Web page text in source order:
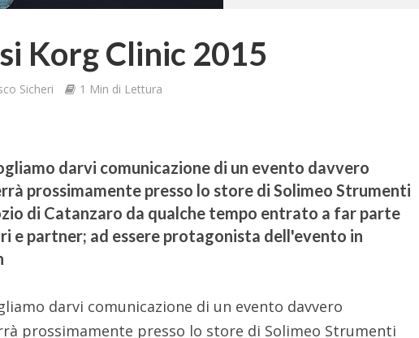
Korg Clinic 2015
Sicheri 1 Min di Lettura
darvi comunicazione di un evento davvero
prossimamente presso lo store di Solimeo Strumenti
di Catanzaro da qualche tempo entrato a far parte
e partner; ad essere protagonista dell'evento in
darvi comunicazione di un evento davvero
prossimamente presso lo store di Solimeo Strumenti